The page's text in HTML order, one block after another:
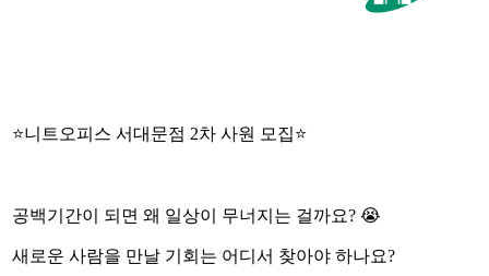
⭐니트오피스 서대문점 2차 사원 모집⭐
공백기간이 되면 왜 일상이 무너지는 걸까요? 😭
새로운 사람을 만날 기회는 어디서 찾아야 하나요?